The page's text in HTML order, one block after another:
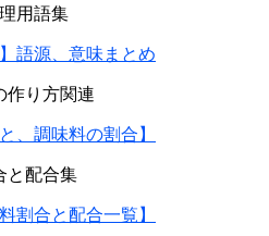
用語集
語源、意味まとめ
作り方関連
、調味料の割合】
と配合集
割合と配合一覧】